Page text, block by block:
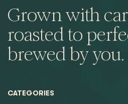
Grown with
roasted to
brewed by you.
CATEGORIES